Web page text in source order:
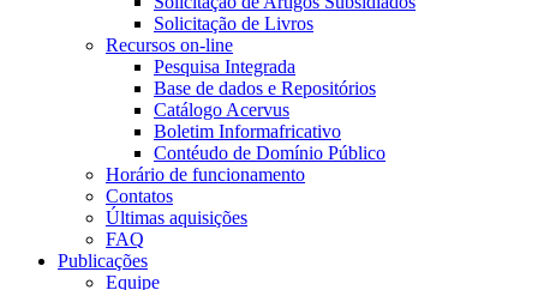
Solicitação de Livros
Recursos on-line
Pesquisa Integrada
Base de dados e Repositórios
Catálogo Acervus
Boletim Informafricativo
Contéudo de Domínio Público
Horário de funcionamento
Contatos
Últimas aquisições
FAQ
Publicações
Equipe